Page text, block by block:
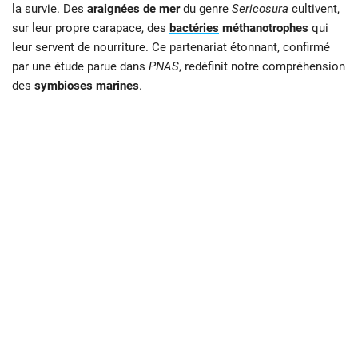
la survie. Des araignées de merdu genre Sericosura cultivent,
sur leur propre carapace, des bactéries méthanotrophes qui
leur servent de nourriture. Ce partenariat étonnant, confirmé
par une étude parue dans PNAS, redéfinit notre compréhension
des symbioses marines.